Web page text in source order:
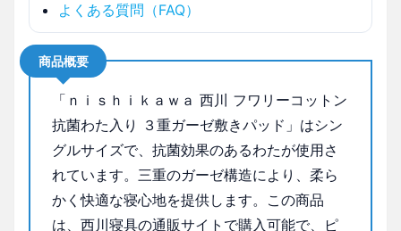
よくある質問（FAQ）
商品概要
「ｎｉｓｈｉｋａｗａ 西川 フワリーコットン
抗菌わた入り ３重ガーゼ敷きパッド」はシン
グルサイズで、抗菌効果のあるわたが使用さ
れています。三重のガーゼ構造により、柔ら
かく快適な寝心地を提供します。この商品
は、西川寝具の通販サイトで購入可能で、ピ